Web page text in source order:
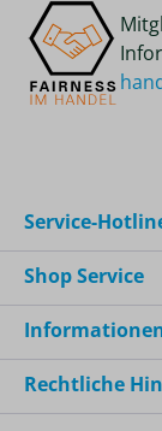
Service-
Shop Service
Rechtliche